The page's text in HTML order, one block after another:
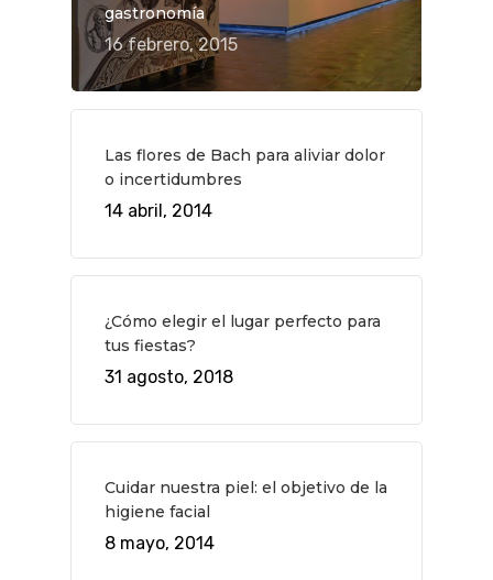
gastronomía
16 febrero, 2015
Las flores de Bach para aliviar dolor
o incertidumbres
14 abril, 2014
¿Cómo elegir el lugar perfecto para
tus fiestas?
31 agosto, 2018
Cuidar nuestra piel: el objetivo de la
higiene facial
8 mayo, 2014